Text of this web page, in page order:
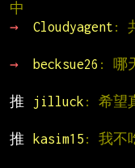
中
→
Cloudyagent :
→
becksue26 : 哪
推
jilluck : 希望
推
kasim15 : 我不